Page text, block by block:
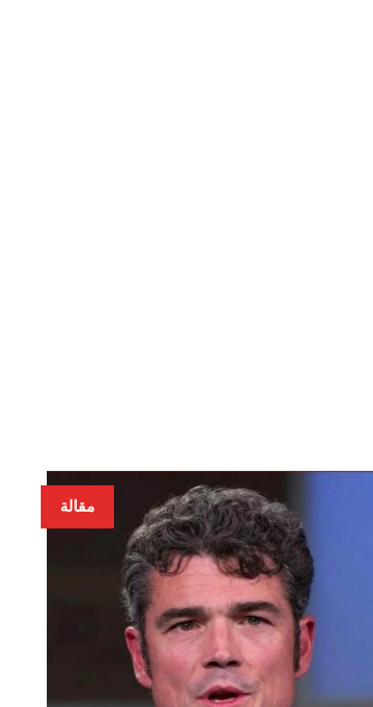
مقالة